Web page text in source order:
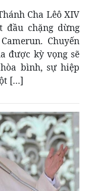
Cha Lêô XIV
đầu chặng dừng
Chuyến
được kỳ vọng sẽ
bình, sự hiệp
[…]